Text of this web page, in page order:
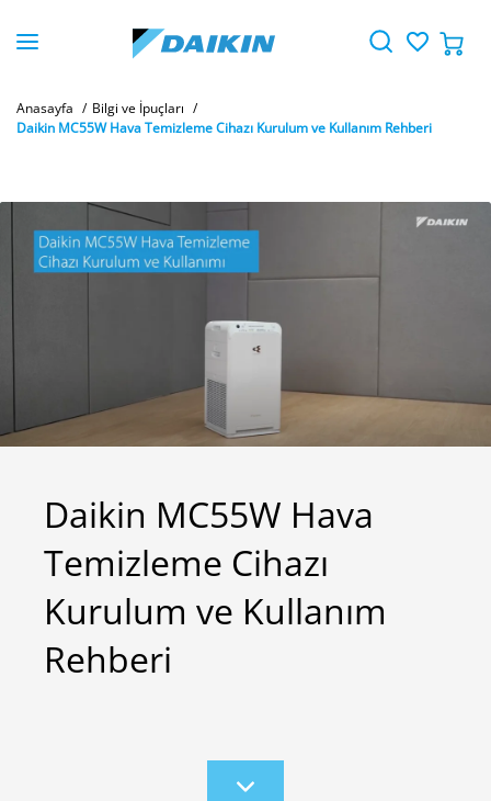
Anasayfa
Bilgi ve İpuçları
Daikin MC55W Hava Temizleme Cihazı Kurulum ve Kullanım Rehberi
Daikin MC55W Hava
Temizleme Cihazı
Kurulum ve Kullanım
Rehberi
Scroll